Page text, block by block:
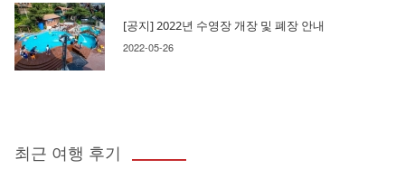
[공지] 2022년 수영장 개장 및 폐장 안내
2022-05-26
최근 여행 후기